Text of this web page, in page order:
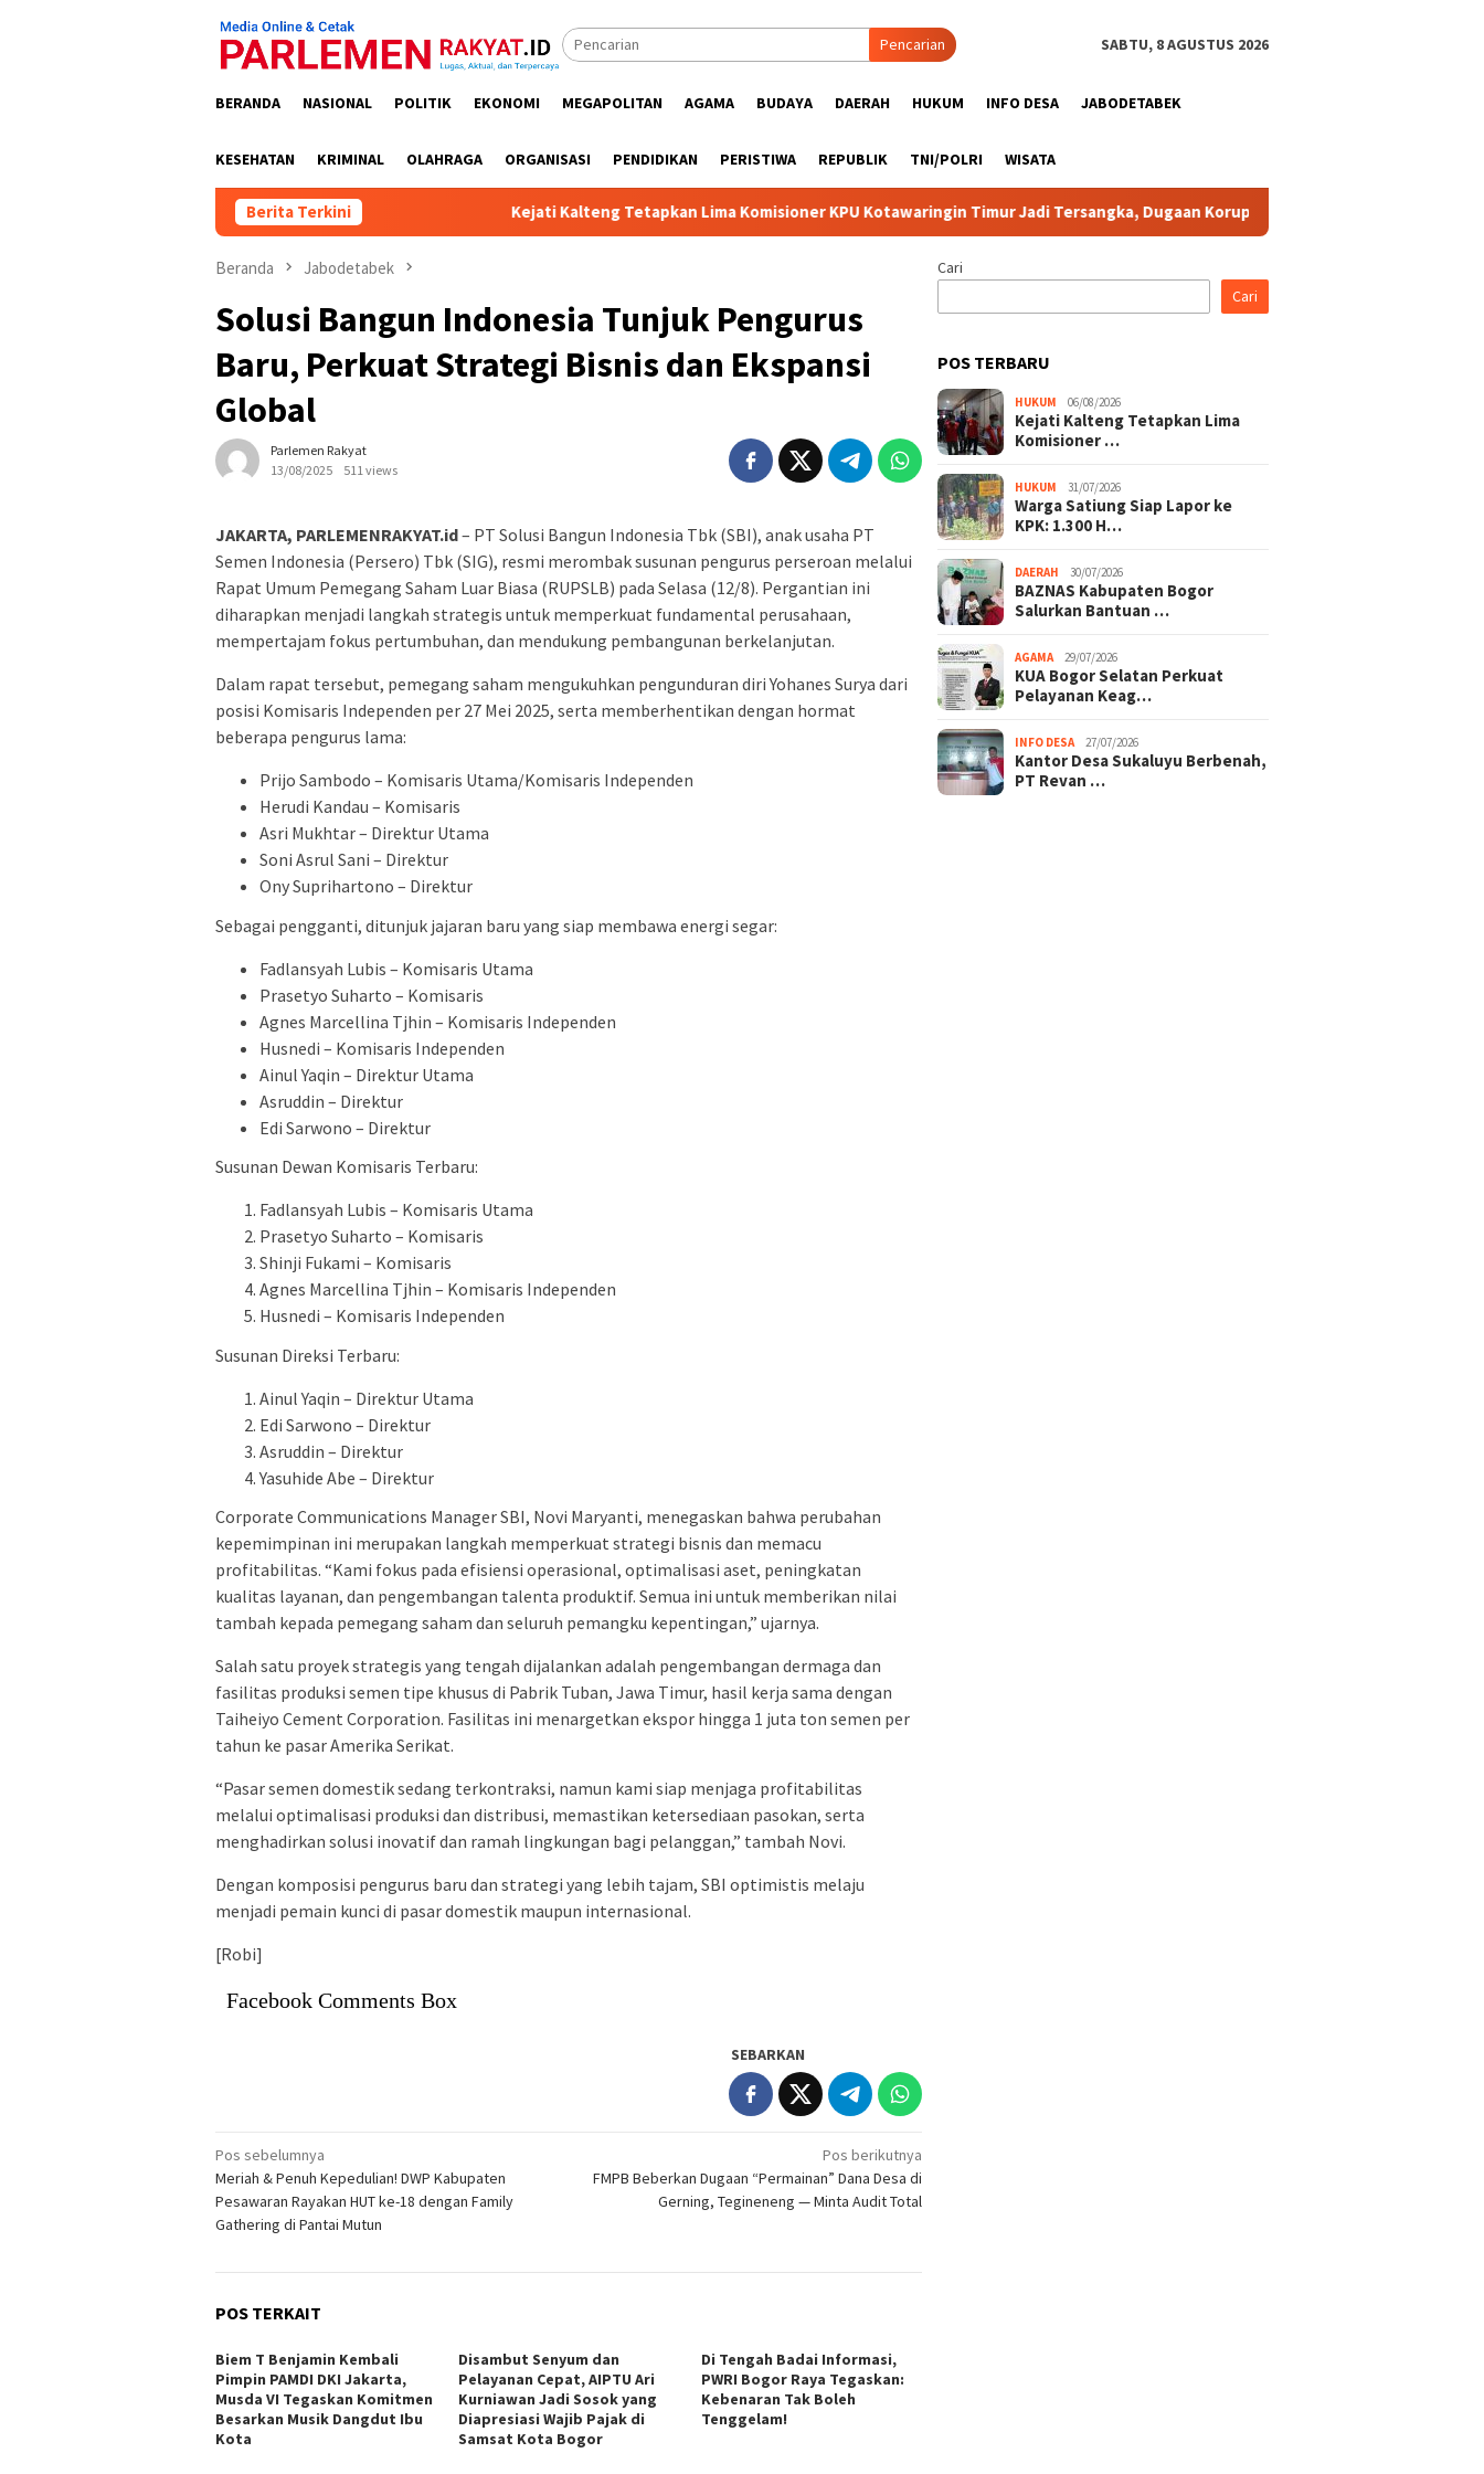
Pencarian SABTU, 8 AGUSTUS 2026
BERANDA NASIONAL POLITIK EKONOMI MEGAPOLITAN AGAMA BUDAYA DAERAH HUKUM INFO DESA JABODETABEK
KESEHATAN KRIMINAL OLAHRAGA ORGANISASI PENDIDIKAN PERISTIWA REPUBLIK TNI/POLRI WISATA
Berita Terkini Kejati Kalteng Tetapkan Lima Komisioner KPU Kotawaringin Timur Jadi Tersangka, Dugaan Korupsi Dana Hibah Pilkada Rugikan Negara
Beranda Jabodetabek
Solusi Bangun Indonesia Tunjuk Pengurus
Baru, Perkuat Strategi Bisnis dan Ekspansi
Global
Parlemen Rakyat
13/08/2025
511 views
JAKARTA, PARLEMENRAKYAT.id– PT Solusi Bangun Indonesia Tbk (SBI), anak usaha PT
Semen Indonesia (Persero) Tbk (SIG), resmi merombak susunan pengurus perseroan melalui
Rapat Umum Pemegang Saham Luar Biasa (RUPSLB) pada Selasa (12/8). Pergantian ini
diharapkan menjadi langkah strategis untuk memperkuat fundamental perusahaan,
mempertajam fokus pertumbuhan, dan mendukung pembangunan berkelanjutan.
Dalam rapat tersebut, pemegang saham mengukuhkan pengunduran diri Yohanes Surya dari
posisi Komisaris Independen per 27 Mei 2025, serta memberhentikan dengan hormat
beberapa pengurus lama:
Prijo Sambodo – Komisaris Utama/Komisaris Independen
Herudi Kandau – Komisaris
Asri Mukhtar – Direktur Utama
Soni Asrul Sani – Direktur
Ony Suprihartono – Direktur
Sebagai pengganti, ditunjuk jajaran baru yang siap membawa energi segar:
Fadlansyah Lubis – Komisaris Utama
Prasetyo Suharto – Komisaris
Agnes Marcellina Tjhin – Komisaris Independen
Husnedi – Komisaris Independen
Ainul Yaqin – Direktur Utama
Asruddin – Direktur
Edi Sarwono – Direktur
Susunan Dewan Komisaris Terbaru:
Fadlansyah Lubis – Komisaris Utama
Prasetyo Suharto – Komisaris
Shinji Fukami – Komisaris
Agnes Marcellina Tjhin – Komisaris Independen
Husnedi – Komisaris Independen
Susunan Direksi Terbaru:
Ainul Yaqin – Direktur Utama
Edi Sarwono – Direktur
Asruddin – Direktur
Yasuhide Abe – Direktur
Corporate Communications Manager SBI, Novi Maryanti, menegaskan bahwa perubahan
kepemimpinan ini merupakan langkah memperkuat strategi bisnis dan memacu
profitabilitas. “Kami fokus pada efisiensi operasional, optimalisasi aset, peningkatan
kualitas layanan, dan pengembangan talenta produktif. Semua ini untuk memberikan nilai
tambah kepada pemegang saham dan seluruh pemangku kepentingan,” ujarnya.
Salah satu proyek strategis yang tengah dijalankan adalah pengembangan dermaga dan
fasilitas produksi semen tipe khusus di Pabrik Tuban, Jawa Timur, hasil kerja sama dengan
Taiheiyo Cement Corporation. Fasilitas ini menargetkan ekspor hingga 1 juta ton semen per
tahun ke pasar Amerika Serikat.
“Pasar semen domestik sedang terkontraksi, namun kami siap menjaga profitabilitas
melalui optimalisasi produksi dan distribusi, memastikan ketersediaan pasokan, serta
menghadirkan solusi inovatif dan ramah lingkungan bagi pelanggan,” tambah Novi.
Dengan komposisi pengurus baru dan strategi yang lebih tajam, SBI optimistis melaju
menjadi pemain kunci di pasar domestik maupun internasional.
[Robi]
Facebook Comments Box
SEBARKAN
Navigasi
pos
Pos sebelumnya
Meriah & Penuh Kepedulian! DWP Kabupaten
Pesawaran Rayakan HUT ke-18 dengan Family
Gathering di Pantai Mutun
Pos berikutnya
FMPB Beberkan Dugaan “Permainan” Dana Desa di
Gerning, Tegineneng — Minta Audit Total
POS TERKAIT
Biem T Benjamin Kembali
Pimpin PAMDI DKI Jakarta,
Musda VI Tegaskan Komitmen
Besarkan Musik Dangdut Ibu
Kota
Disambut Senyum dan
Pelayanan Cepat, AIPTU Ari
Kurniawan Jadi Sosok yang
Diapresiasi Wajib Pajak di
Samsat Kota Bogor
Di Tengah Badai Informasi,
PWRI Bogor Raya Tegaskan:
Kebenaran Tak Boleh
Tenggelam!
Cari
Cari
POS TERBARU
HUKUM 06/08/2026
Kejati Kalteng Tetapkan Lima
Komisioner …
HUKUM 31/07/2026
Warga Satiung Siap Lapor ke
KPK: 1.300 H…
DAERAH 30/07/2026
BAZNAS Kabupaten Bogor
Salurkan Bantuan …
AGAMA 29/07/2026
KUA Bogor Selatan Perkuat
Pelayanan Keag…
INFO DESA 27/07/2026
Kantor Desa Sukaluyu Berbenah,
PT Revan …